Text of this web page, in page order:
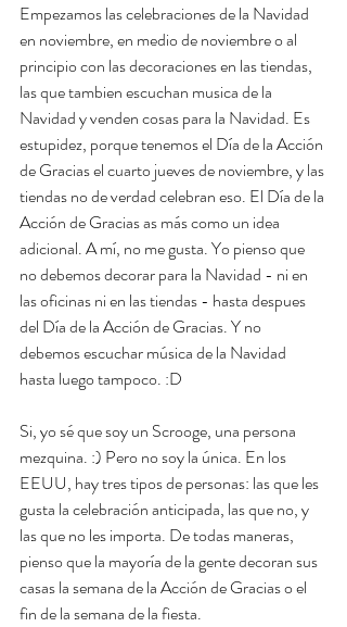
Empezamos las celebraciones de la Navidad
en noviembre, en medio de noviembre o al
principio con las decoraciones en las tiendas,
las que tambien escuchan musica de la
Navidad y venden cosas para la Navidad. Es
estupidez, porque tenemos el Día de la Acción
de Gracias el cuarto jueves de noviembre, y las
tiendas no de verdad celebran eso. El Día de la
Acción de Gracias as más como un idea
adicional. A mí, no me gusta. Yo pienso que
no debemos decorar para la Navidad - ni en
las oficinas ni en las tiendas - hasta despues
del Día de la Acción de Gracias. Y no
debemos escuchar música de la Navidad
hasta luego tampoco. :D
Si, yo sé que soy un Scrooge, una persona
mezquina. :) Pero no soy la única. En los
EEUU, hay tres tipos de personas: las que les
gusta la celebración anticipada, las que no, y
las que no les importa. De todas maneras,
pienso que la mayoría de la gente decoran sus
casas la semana de la Acción de Gracias o el
fin de la semana de la fiesta.